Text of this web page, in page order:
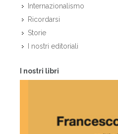
Internazionalismo
Ricordarsi
Storie
I nostri editoriali
I nostri libri